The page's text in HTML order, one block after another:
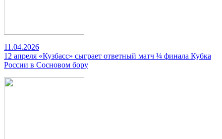
11.04.2026
12 апреля «Кузбасс» сыграет ответный матч ¼ финала Кубка
России в Сосновом бору